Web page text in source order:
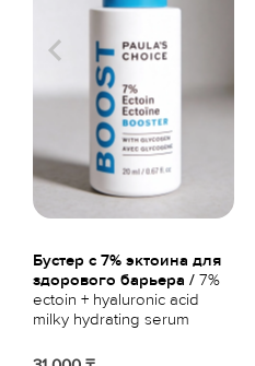
Бустер с 7% эктоина для
здорового барьера / 7%
ectoin + hyaluronic acid
milky hydrating serum